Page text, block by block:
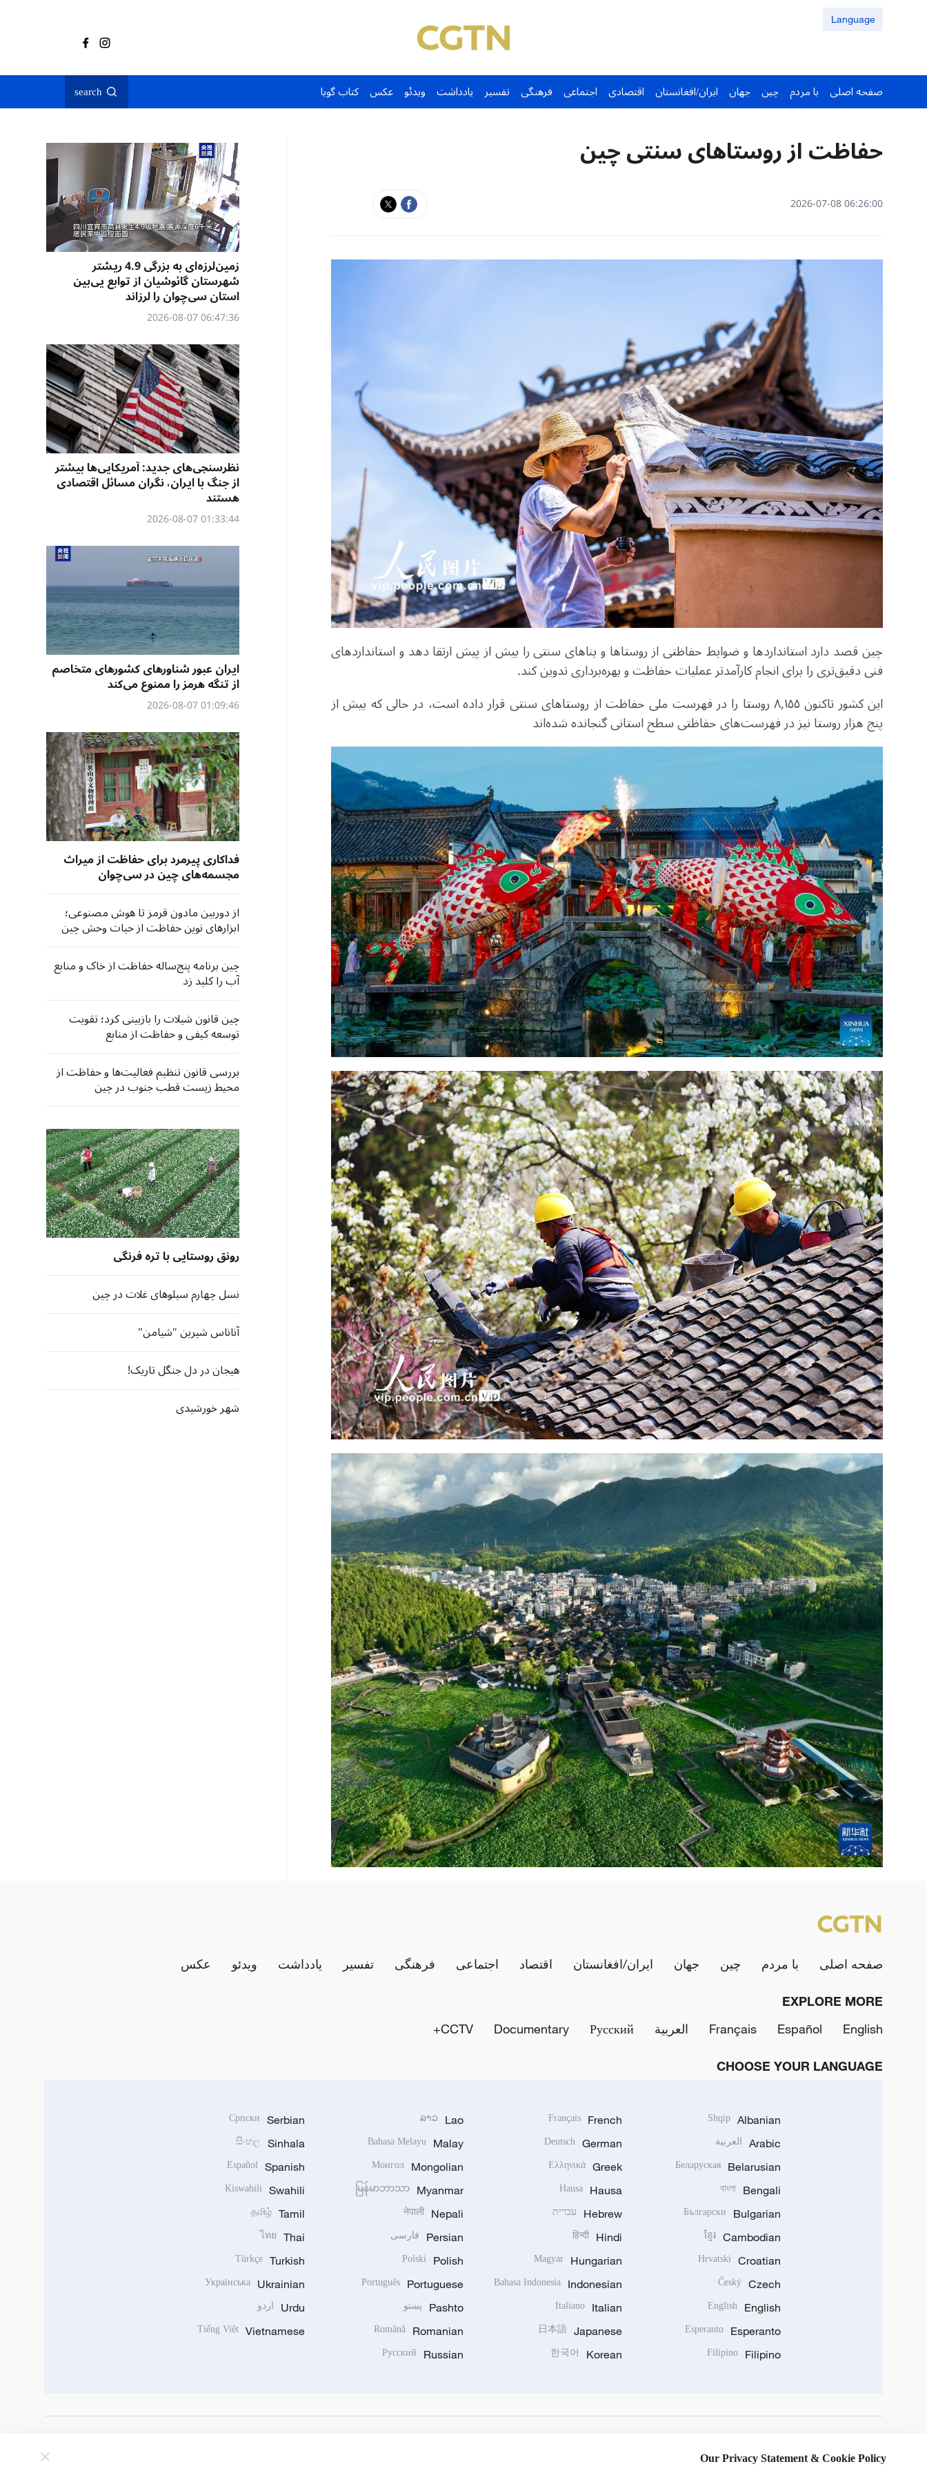
Language
صفحه اصلی با مردم چین جهان ایران/افغانستان اقتصادی اجتماعی فرهنگی تفسیر یادداشت ویدئو عکس کتاب گویا search
حفاظت از روستاهای سنتی چین
06:26:00 2026-07-08
چین قصد دارد استانداردها و ضوابط حفاظتی از روستاها و بنا‌های سنتی را بیش از پیش ارتقا دهد و استانداردهای
فنی دقیق‌تری را برای انجام کارآمدتر عملیات حفاظت و بهره‌برداری تدوین کند.
این کشور تاکنون ۸,۱۵۵ روستا را در فهرست ملی حفاظت از روستاهای سنتی قرار داده است، در حالی که بیش از
پنج هزار روستا نیز در فهرست‌های حفاظتی سطح استانی گنجانده شده‌اند
زمین‌لرزه‌ای به بزرگی 4.9 ریشتر
شهرستان گائوشیان از توابع یی‌بین
استان سی‌چوان را لرزاند
06:47:36 2026-08-07
نظرسنجی‌‌های جدید: آمریکایی‌ها بیشتر
از جنگ با ایران، نگران مسائل اقتصادی
هستند
01:33:44 2026-08-07
ایران عبور شناورهای کشورهای متخاصم
از تنگه هرمز را ممنوع می‌کند
01:09:46 2026-08-07
فداکاری پیرمرد برای حفاظت از میراث
مجسمه‌های چین در سی‌چوان
از دوربین مادون قرمز تا هوش مصنوعی؛
ابزارهای نوین حفاظت از حیات وحش چین
چین برنامه پنج‌ساله حفاظت از خاک و منابع
آب را کلید زد
چین قانون شیلات را بازبینی کرد؛ تقویت
توسعه کیفی و حفاظت از منابع
بررسی قانون تنظیم فعالیت‌ها و حفاظت از
محیط زیست قطب جنوب در چین
رونق روستایی با تره فرنگی
نسل چهارم سیلوهای غلات در چین
آناناس شیرین "شیامن"
هیجان در دل جنگل تاریک!
شهر خورشیدی
صفحه اصلی با مردم چین جهان ایران/افغانستان اقتصاد اجتماعی فرهنگی تفسیر یادداشت ویدئو عکس
EXPLORE MORE
English
Español
Français العربية Русский
Documentary
CCTV+
CHOOSE YOUR LANGUAGE
Albanian
Shqip
Arabic العربية
Belarusian
Беларуская
Bengali
বাংলা
Bulgarian
Български
Cambodian
ខ្មែរ
Croatian
Hrvatski
Czech
Český
English
English
Esperanto
Esperanto
Filipino
Filipino
French
Français
German
Deutsch
Greek
Ελληνικά
Hausa
Hausa
Hebrew עברית
Hindi
हिन्दी
Hungarian
Magyar
Indonesian
Bahasa Indonesia
Italian
Italiano
Japanese
日本語
Korean
한국어
Lao
ລາວ
Malay
Bahasa Melayu
Mongolian
Монгол
Myanmar
မြန်မာဘာသာ
Nepali
नेपाली
Persian فارسی
Polish
Polski
Portuguese
Português
Pashto پښتو
Romanian
Română
Russian
Русский
Serbian
Српски
Sinhala
සිංහල
Spanish
Español
Swahili
Kiswahili
Tamil
தமிழ்
Thai
ไทย
Turkish
Türkçe
Ukrainian
Українська
Urdu اردو
Vietnamese
Tiếng Việt
Our Privacy Statement & Cookie Policy